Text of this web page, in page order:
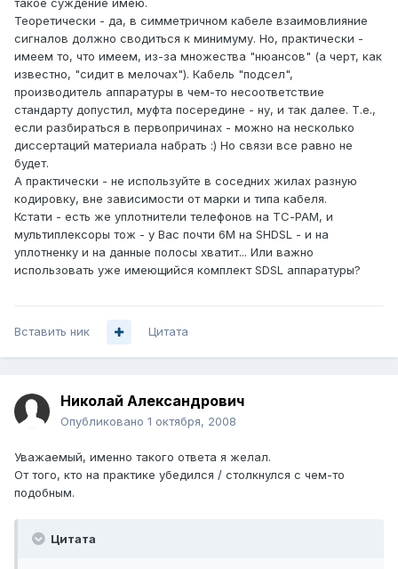
такое суждение имею.
Теоретически - да, в симметричном кабеле взаимовлияние
сигналов должно сводиться к минимуму. Но, практически -
имеем то, что имеем, из-за множества "нюансов" (а черт, как
известно, "сидит в мелочах"). Кабель "подсел",
производитель аппаратуры в чем-то несоответствие
стандарту допустил, муфта посередине - ну, и так далее. Т.е.,
если разбираться в первопричинах - можно на несколько
диссертаций материала набрать :) Но связи все равно не
будет.
А практически - не используйте в соседних жилах разную
кодировку, вне зависимости от марки и типа кабеля.
Кстати - есть же уплотнители телефонов на ТС-РАМ, и
мультиплексоры тож - у Вас почти 6М на SHDSL - и на
уплотненку и на данные полосы хватит... Или важно
использовать уже имеющийся комплект SDSL аппаратуры?
Вставить ник Цитата
Николай Александрович
Опубликовано 1 октября, 2008
Уважаемый, именно такого ответа я желал.
От того, кто на практике убедился / столкнулся с чем-то
подобным.
Цитата